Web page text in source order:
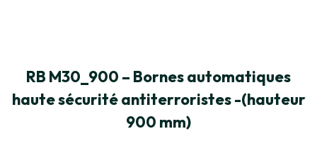
RB M30_900 – Bornes automatiques
haute sécurité antiterroristes -(hauteur
900 mm)